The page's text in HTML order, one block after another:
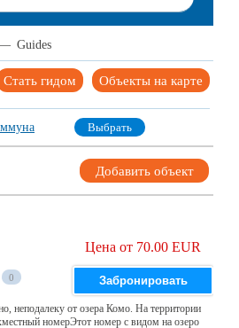
Guides
Объекты на карте
Стать гидом
Выбрать
Добавить объект
0
Цена от 70.00 EUR
Забронировать
неподалеку от озера Комо. На территории
номерЭтот номер с видом на озеро